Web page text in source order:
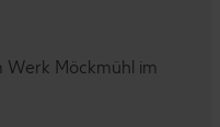
Werk Möckmühl im